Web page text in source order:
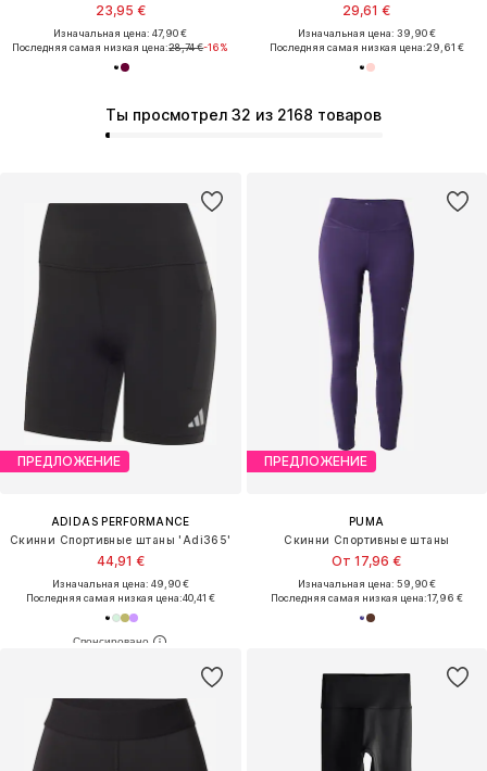
23,95 €
Изначальная цена: 47,90 €
Последняя самая низкая цена:28,74 €-16%
29,61 €
Изначальная цена: 39,90 €
Последняя самая низкая цена:29,61 €
ПРЕДЛОЖЕНИЕ
ADIDAS PERFORMANCE
Скинни Спортивные штаны 'Adi365'
44,91 €
Изначальная цена: 49,90 €
Последняя самая низкая цена:40,41 €
ПРЕДЛОЖЕНИЕ
PUMA
Скинни Спортивные штаны
От 17,96 €
Изначальная цена: 59,90 €
Последняя самая низкая цена:17,96 €
Ты просмотрел 32 из 2168 товаров